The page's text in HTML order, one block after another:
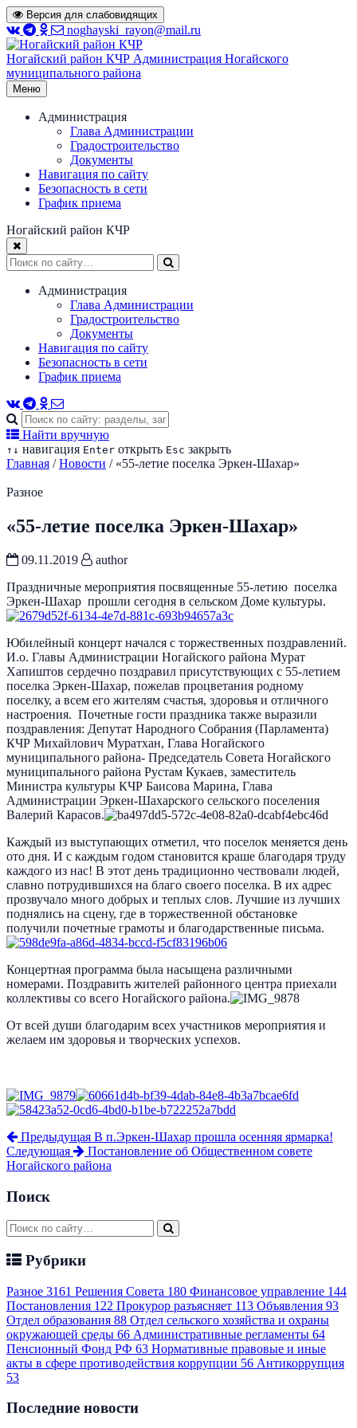
Перейти
к
содержимому
Версия для слабовидящих
noghayski_rayon@mail.ru
Ногайский район КЧР Администрация Ногайского
муниципального района
Меню
Администрация
Глава Администрации
Градостроительство
Документы
Навигация по сайту
Безопасность в сети
График приема
Ногайский район КЧР
Администрация
Глава Администрации
Градостроительство
Документы
Навигация по сайту
Безопасность в сети
График приема
Найти вручную
↑ ↓ навигация Enter открыть Esc закрыть
Главная / Новости / «55-летие поселка Эркен-Шахар»
Разное
«55-летие поселка Эркен-Шахар»
09.11.2019
author
Праздничные мероприятия посвященные 55-летию поселка
Эркен-Шахар прошли сегодня в сельском Доме культуры.
Юбилейный концерт начался с торжественных поздравлений.
И.о. Главы Администрации Ногайского района Мурат
Хапиштов сердечно поздравил присутствующих с 55-летием
поселка Эркен-Шахар, пожелав процветания родному
поселку, а всем его жителям счастья, здоровья и отличного
настроения. Почетные гости праздника также выразили
поздравления: Депутат Народного Собрания (Парламента)
КЧР Михайлович Муратхан, Глава Ногайского
муниципального района- Председатель Совета Ногайского
муниципального района Рустам Кукаев, заместитель
Министра культуры КЧР Баисова Марина, Глава
Администрации Эркен-Шахарского сельского поселения
Валерий Карасов.
Каждый из выступающих отметил, что поселок меняется день
ото дня. И с каждым годом становится краше благодаря труду
каждого из нас! В этот день традиционно чествовали людей,
славно потрудившихся на благо своего поселка. В их адрес
прозвучало много добрых и теплых слов. Лучшие из лучших
поднялись на сцену, где в торжественной обстановке
получили почетные грамоты и благодарственные письма.
Концертная программа была насыщена различными
номерами. Поздравить жителей районного центра приехали
коллективы со всего Ногайского района.
От всей души благодарим всех участников мероприятия и
желаем им здоровья и творческих успехов.
Предыдущая В п.Эркен-Шахар прошла осенняя ярмарка!
Следующая
Постановление об Общественном совете
Ногайского района
Поиск
Рубрики
Разное 3161 Решения Совета 180 Финансовое управление 144
Постановления 122 Прокурор разъясняет 113 Объявления 93
Отдел образования 88 Отдел сельского хозяйства и охраны
окружающей среды 66 Административные регламенты 64
Пенсионный Фонд РФ 63 Нормативные правовые и иные
акты в сфере противодействия коррупции 56 Антикоррупция
53
Последние новости